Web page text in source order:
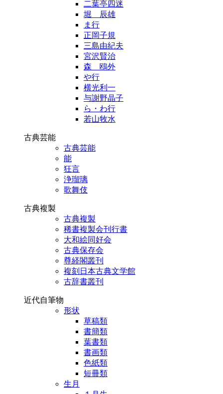
二葉亭四迷
堀 辰雄
ま行
正岡子規
三島由紀夫
宮沢賢治
森 鴎外
や行
横光利一
与謝野晶子
ら・わ行
若山牧水
古典芸能
古典芸能
能
狂言
浄瑠璃
歌舞伎
古典複製
古典複製
稀書複製会刊行書
大和絵同好会
古典保存会
尊経閣叢刊
複刻日本古典文学館
古辞書叢刊
近代自筆物
形状
草稿類
書簡類
葉書類
書画類
色紙類
短冊類
生月